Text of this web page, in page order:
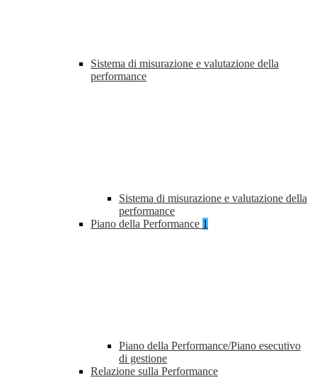
Sistema di misurazione e valutazione della
performance
Sistema di misurazione e valutazione della
performance
Piano della Performance 1
Piano della Performance/Piano esecutivo
di gestione
Relazione sulla Performance